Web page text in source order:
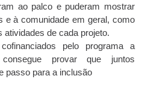
ao palco e puderam mostrar
e à comunidade em geral, como
de cada projeto.
pelo programa a
provar que juntos
passo para a inclusão